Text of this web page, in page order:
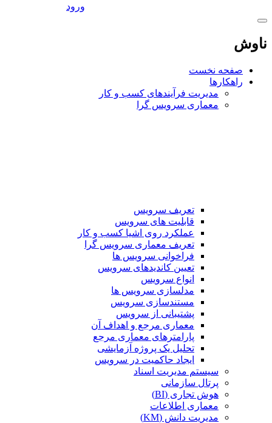
ورود
ناوش
صفحه نخست
راهکارها
مدیریت فرآیندهای کسب و کار
معماری سرویس گرا
تعریف سرویس
قابلیت های سرویس
عملکرد روی اشیا کسب و کار
تعریف معماری سرویس گرا
فراخوانی سرویس ها
تعیین کاندیدهای سرویس
انواع سرویس
مدلسازی سرویس ها
مستندسازی سرویس
پشتیبانی از سرویس
معماری مرجع و اهداف آن
پارامترهای معماری مرجع
تحلیل یک پروژه آزمایشی
ایجاد حاکمیت در سرویس
سیستم مدیریت اسناد
پرتال سازمانی
هوش تجاری (BI)
معماری اطلاعات
مدیریت دانش (KM)